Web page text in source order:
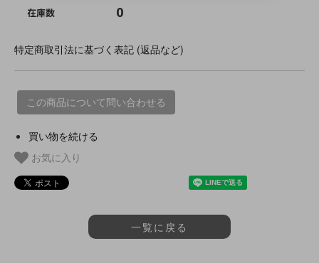
在庫数 0
特定商取引法に基づく表記 (返品など)
この商品について問い合わせる
買い物を続ける
お気に入り
一覧に戻る